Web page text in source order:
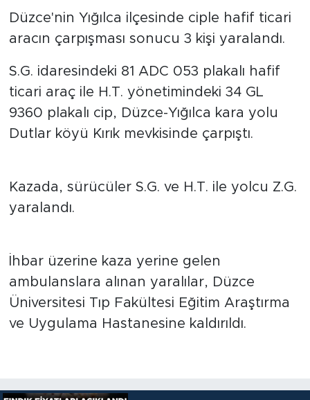
Düzce'nin Yığılca ilçesinde ciple hafif ticari
aracın çarpışması sonucu 3 kişi yaralandı.
S.G. idaresindeki 81 ADC 053 plakalı hafif
ticari araç ile H.T. yönetimindeki 34 GL
9360 plakalı cip, Düzce-Yığılca kara yolu
Dutlar köyü Kırık mevkisinde çarpıştı.
Kazada, sürücüler S.G. ve H.T. ile yolcu Z.G.
yaralandı.
İhbar üzerine kaza yerine gelen
ambulanslara alınan yaralılar, Düzce
Üniversitesi Tıp Fakültesi Eğitim Araştırma
ve Uygulama Hastanesine kaldırıldı.